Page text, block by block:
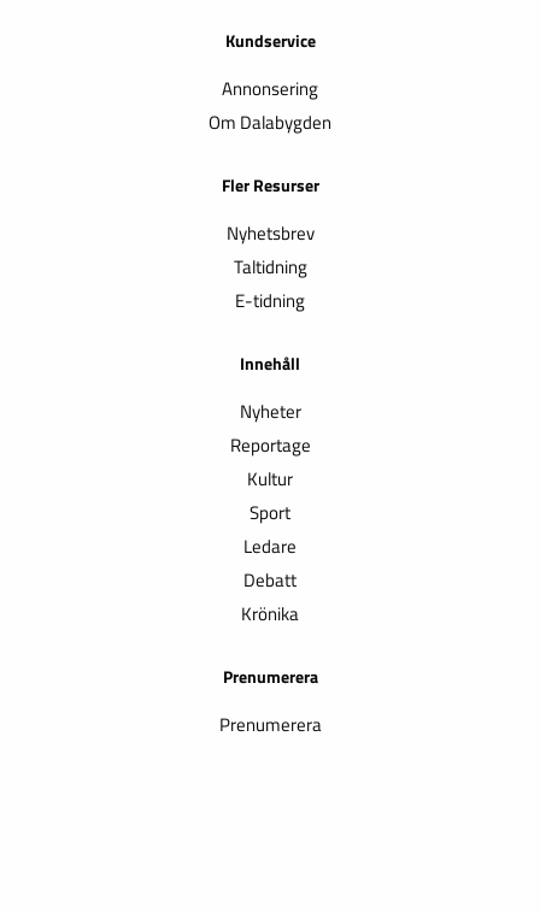
Kundservice
Annonsering
Om Dalabygden
Fler Resurser
Nyhetsbrev
Taltidning
E-tidning
Innehåll
Nyheter
Reportage
Kultur
Sport
Ledare
Debatt
Krönika
Prenumerera
Prenumerera